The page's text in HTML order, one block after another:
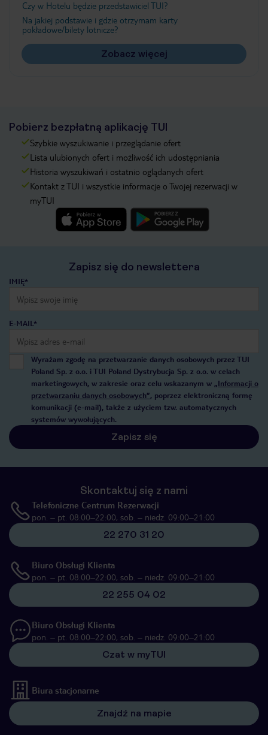
Czy w Hotelu będzie przedstawiciel TUI?
Na jakiej podstawie i gdzie otrzymam karty
pokładowe/bilety lotnicze?
Zobacz więcej
Pobierz bezpłatną aplikację TUI
Szybkie wyszukiwanie i przeglądanie ofert
Lista ulubionych ofert i możliwość ich udostępniania
Historia wyszukiwań i ostatnio oglądanych ofert
Kontakt z TUI i wszystkie informacje o Twojej rezerwacji w
myTUI
Zapisz się do newslettera
IMIĘ*
E-MAIL*
Wyrażam zgodę na przetwarzanie danych osobowych przez TUI
Poland Sp. z o.o. i TUI Poland Dystrybucja Sp. z o.o. w celach
marketingowych, w zakresie oraz celu wskazanym w „Informacji o
przetwarzaniu danych osobowych”, poprzez elektroniczną formę
komunikacji (e-mail), także z użyciem tzw. automatycznych
systemów wywołujących.
Zapisz się
Skontaktuj się z nami
Telefoniczne Centrum Rezerwacji
pon. – pt. 08:00–22:00, sob. – niedz. 09:00–21:00
22 270 31 20
Biuro Obsługi Klienta
pon. – pt. 08:00–22:00, sob. – niedz. 09:00–21:00
22 255 04 02
Biuro Obsługi Klienta
pon. – pt. 08:00–22:00, sob. – niedz. 09:00–21:00
Czat w myTUI
Biura stacjonarne
Znajdź na mapie